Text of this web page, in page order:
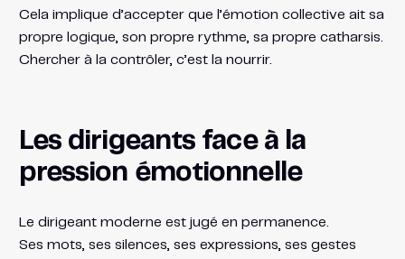
Cela implique d’accepter que l’émotion collective ait sa
propre logique, son propre rythme, sa propre catharsis.
Chercher à la contrôler, c’est la nourrir.
Les dirigeants face à la
pression émotionnelle
Le dirigeant moderne est jugé en permanence.
Ses mots, ses silences, ses expressions, ses gestes